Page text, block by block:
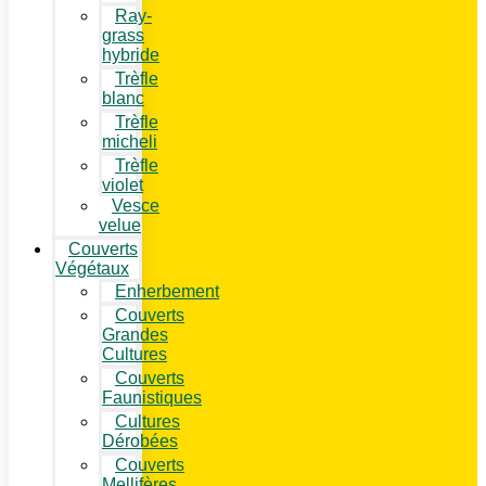
Ray-
grass
hybride
Trèfle
blanc
Trèfle
micheli
Trèfle
violet
Vesce
velue
Couverts
Végétaux
Enherbement
Couverts
Grandes
Cultures
Couverts
Faunistiques
Cultures
Dérobées
Couverts